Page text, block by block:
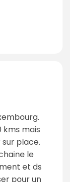
kms mais
place.
le
et ds
pour un